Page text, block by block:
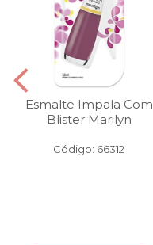
Esmalte Impala Com
Blister Marilyn
Código: 66312